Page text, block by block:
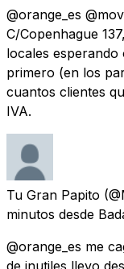
@orange_es
C/Copenhague
locales esperando
primero (en los
cuantos clientes
IVA.
Tu Gran Papito
minutos desde
@orange_es me
de inutiles llevo